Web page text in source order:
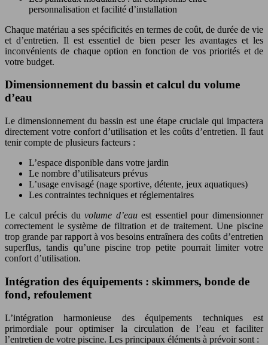
personnalisation et facilité d’installation
Chaque matériau a ses spécificités en termes de coût, de durée de vie
et d’entretien. Il est essentiel de bien peser les avantages et les
inconvénients de chaque option en fonction de vos priorités et de
votre budget.
Dimensionnement du bassin et calcul du volume
d’eau
Le dimensionnement du bassin est une étape cruciale qui impactera
directement votre confort d’utilisation et les coûts d’entretien. Il faut
tenir compte de plusieurs facteurs :
L’espace disponible dans votre jardin
Le nombre d’utilisateurs prévus
L’usage envisagé (nage sportive, détente, jeux aquatiques)
Les contraintes techniques et réglementaires
Le calcul précis duvolume d’eauest essentiel pour dimensionner
correctement le système de filtration et de traitement. Une piscine
trop grande par rapport à vos besoins entraînera des coûts d’entretien
superflus, tandis qu’une piscine trop petite pourrait limiter votre
confort d’utilisation.
Intégration des équipements : skimmers, bonde de
fond, refoulement
L’intégration harmonieuse des équipements techniques est
primordiale pour optimiser la circulation de l’eau et faciliter
l’entretien de votre piscine. Les principaux éléments à prévoir sont :